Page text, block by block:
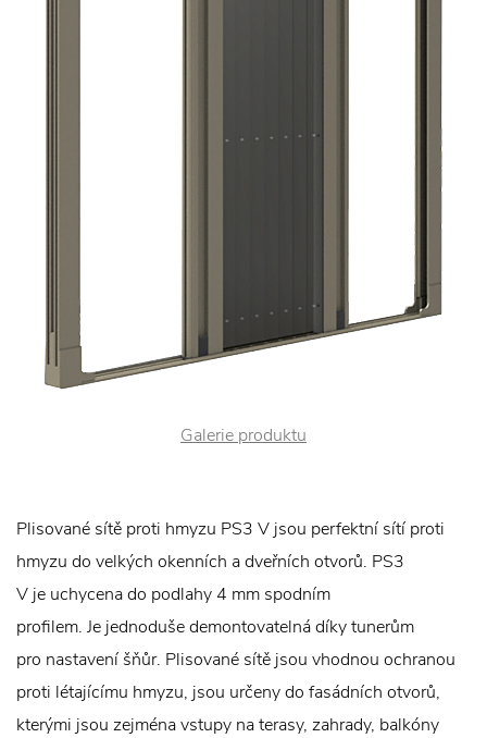
Galerie produktu
Plisované sítě proti hmyzu PS3 V jsou perfektní sítí proti
hmyzu do velkých okenních a dveřních otvorů. PS3
V je uchycena do podlahy 4 mm spodním
profilem. Je jednoduše demontovatelná díky tunerům
pro nastavení šňůr. Plisované sítě jsou vhodnou ochranou
proti létajícímu hmyzu, jsou určeny do fasádních otvorů,
kterými jsou zejména vstupy na terasy, zahrady, balkóny